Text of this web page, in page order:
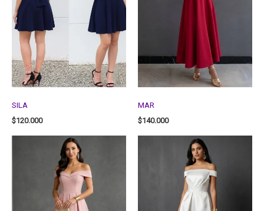
SILA
$120.000
MAR
$140.000